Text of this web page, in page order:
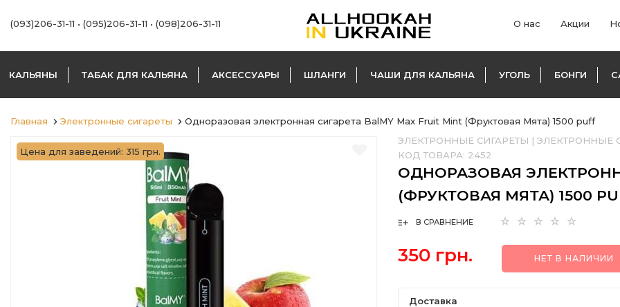
(093)206-31-11 • (095)206-31-11 • (098)206-31-11 О нас Акции
КАЛЬЯНЫ ТАБАК ДЛЯ КАЛЬЯНА АКСЕССУАРЫ ШЛАНГИ ЧАШИ ДЛЯ КАЛЬЯНА УГОЛЬ БОНГИ
Главная Электронные сигареты Одноразовая электронная сигарета BalMY Max Fruit Mint (Фруктовая Мята) 1500 puff
Цена для заведений: 315 грн.
ЭЛЕКТРОННЫЕ СИГАРЕТЫ | ЭЛЕКТРОННЫЕ
КОД ТОВАРА: 2452
ОДНОРАЗОВАЯ
(ФРУКТОВАЯ МЯТА) 1500
В СРАВНЕНИЕ
350 грн. НЕТ В НАЛИЧИИ
Доставка